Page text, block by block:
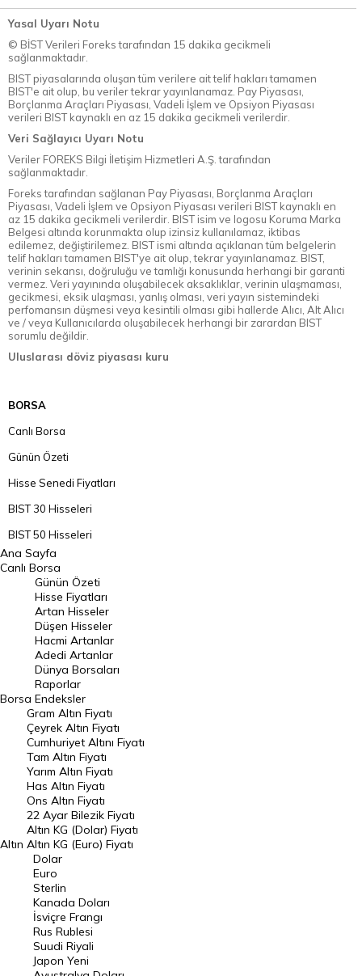
Yasal Uyarı Notu
© BİST Verileri Foreks tarafından 15 dakika gecikmeli
sağlanmaktadır.
BIST piyasalarında oluşan tüm verilere ait telif hakları tamamen
BIST'e ait olup, bu veriler tekrar yayınlanamaz. Pay Piyasası,
Borçlanma Araçları Piyasası, Vadeli İşlem ve Opsiyon Piyasası
verileri BIST kaynaklı en az 15 dakika gecikmeli verilerdir.
Veri Sağlayıcı Uyarı Notu
Veriler FOREKS Bilgi İletişim Hizmetleri A.Ş. tarafından
sağlanmaktadır.
Foreks tarafından sağlanan Pay Piyasası, Borçlanma Araçları
Piyasası, Vadeli İşlem ve Opsiyon Piyasası verileri BIST kaynaklı en
az 15 dakika gecikmeli verilerdir. BIST isim ve logosu Koruma Marka
Belgesi altında korunmakta olup izinsiz kullanılamaz, iktibas
edilemez, değiştirilemez. BIST ismi altında açıklanan tüm belgelerin
telif hakları tamamen BIST'ye ait olup, tekrar yayınlanamaz. BIST,
verinin sekansı, doğruluğu ve tamlığı konusunda herhangi bir garanti
vermez. Veri yayınında oluşabilecek aksaklıklar, verinin ulaşmaması,
gecikmesi, eksik ulaşması, yanlış olması, veri yayın sistemindeki
perfomansın düşmesi veya kesintili olması gibi hallerde Alıcı, Alt Alıcı
ve / veya Kullanıcılarda oluşabilecek herhangi bir zarardan BIST
sorumlu değildir.
Uluslarası döviz piyasası kuru
BORSA
Canlı Borsa
Günün Özeti
Hisse Senedi Fiyatları
BIST 30 Hisseleri
BIST 50 Hisseleri
BIST 100 Hisseleri
En Çok Artan Hisseler
En Çok Düşen Hisseler
Hacmi Artanlar
Geçmiş Kapanışlar
Dünya Borsaları
Raporlar
Endeksler
DÖVİZ
Döviz Kuru
Dolar Kuru
Euro Kuru
Pound Kuru
Frank Kuru
Riyal Kuru
Avustralya Doları
Ana Sayfa
Canlı Borsa
Borsa
Günün Özeti
Hisse Fiyatları
Artan Hisseler
Düşen Hisseler
Hacmi Artanlar
Adedi Artanlar
Dünya Borsaları
Raporlar
Endeksler
Altın
Gram Altın Fiyatı
Çeyrek Altın Fiyatı
Cumhuriyet Altını Fiyatı
Tam Altın Fiyatı
Yarım Altın Fiyatı
Has Altın Fiyatı
Ons Altın Fiyatı
22 Ayar Bilezik Fiyatı
Altın KG (Dolar) Fiyatı
Altın KG (Euro) Fiyatı
Dolar
Euro
Sterlin
Kanada Doları
İsviçre Frangı
Rus Rublesi
Suudi Riyali
Japon Yeni